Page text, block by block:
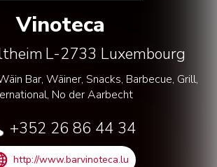
Vinoteca
L-2733 Luxembourg
Bar, Wäiner, Snacks, Barbecue, Grill,
No der Aarbecht
+352 26 86 44 34
http://www.barvinoteca.lu